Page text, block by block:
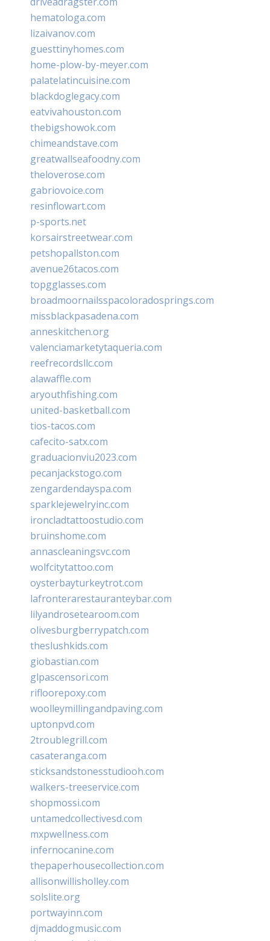
hematologa.com
lizaivanov.com
guesttinyhomes.com
home-plow-by-meyer.com
palatelatincuisine.com
blackdoglegacy.com
eatvivahouston.com
thebigshowok.com
chimeandstave.com
greatwallseafoodny.com
theloverose.com
gabriovoice.com
resinflowart.com
p-sports.net
korsairstreetwear.com
petshopallston.com
avenue26tacos.com
topgglasses.com
broadmoornailsspacoloradosprings.com
missblackpasadena.com
anneskitchen.org
valenciamarketytaqueria.com
reefrecordsllc.com
alawaffle.com
aryouthfishing.com
united-basketball.com
tios-tacos.com
cafecito-satx.com
graduacionviu2023.com
pecanjackstogo.com
zengardendayspa.com
sparklejewelryinc.com
ironcladtattoostudio.com
bruinshome.com
annascleaningsvc.com
wolfcitytattoo.com
oysterbayturkeytrot.com
lafronterarestauranteybar.com
lilyandrosetearoom.com
olivesburgberrypatch.com
theslushkids.com
giobastian.com
glpascensori.com
rifloorepoxy.com
woolleymillingandpaving.com
uptonpvd.com
2troublegrill.com
casateranga.com
sticksandstonesstudiooh.com
walkers-treeservice.com
shopmossi.com
untamedcollectivesd.com
mxpwellness.com
infernocanine.com
thepaperhousecollection.com
allisonwillisholley.com
solslite.org
portwayinn.com
djmaddogmusic.com